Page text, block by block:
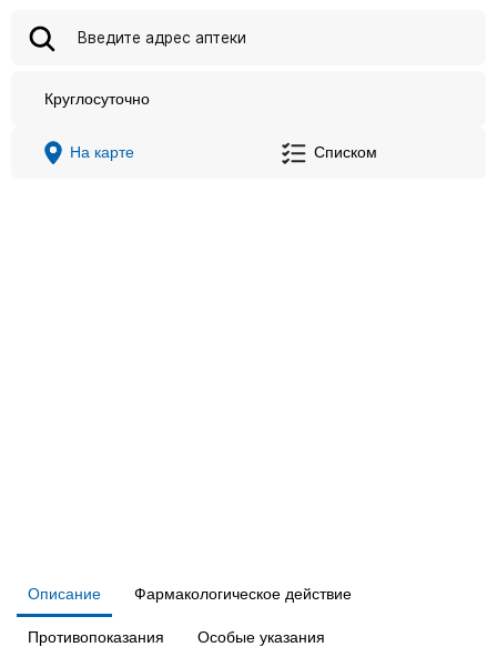
Круглосуточно
На карте Списком
Описание Фармакологическое действие
Противопоказания Особые указания